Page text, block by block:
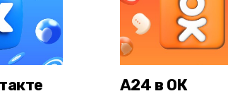
А24 в ОК